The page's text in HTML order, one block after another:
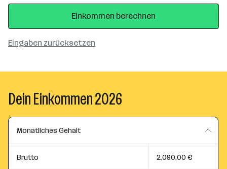
Eingaben zurücksetzen
Einkommen berechnen
Dein Einkommen 2026
Monatliches Gehalt
Brutto 2.090,00 €